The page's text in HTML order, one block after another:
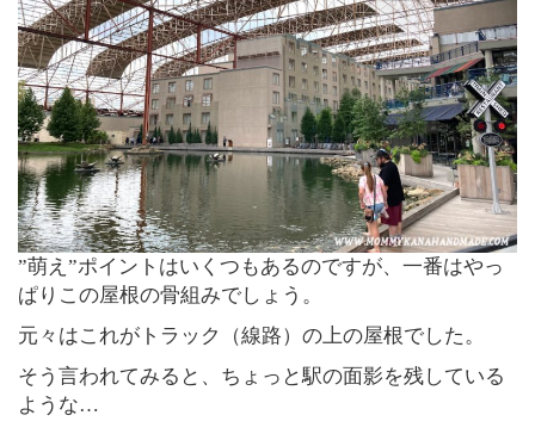
”萌え”ポイントはいくつもあるのですが、一番はやっ
ぱりこの屋根の骨組みでしょう。
元々はこれがトラック（線路）の上の屋根でした。
そう言われてみると、ちょっと駅の面影を残している
ような…